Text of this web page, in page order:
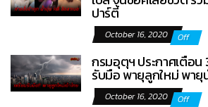
ปาร์ตี้
October 16, 2020 Off
กรมอุตุฯ ประกาศเตือน
รับมือ พายุลูกใหม่ พายุ
October 16, 2020 Off